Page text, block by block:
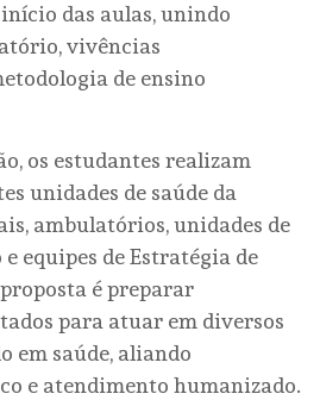
das aulas, unindo
vivências
de ensino
os estudantes realizam
unidades de saúde da
ambulatórios, unidades de
equipes de Estratégia de
é preparar
para atuar em diversos
em saúde, aliando
e atendimento humanizado.